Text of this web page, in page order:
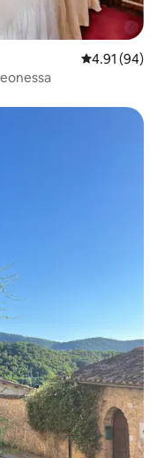
Calificación
4.91 (94)